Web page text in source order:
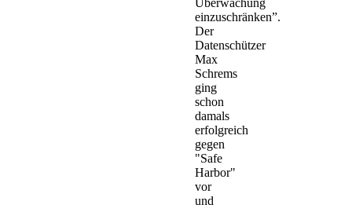
einzuschränken”.
Der
Datenschützer
Max
Schrems
ging
schon
damals
erfolgreich
gegen
"Safe
Harbor"
vor
und